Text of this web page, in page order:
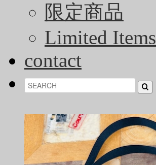
限定商品
Limited Items
contact